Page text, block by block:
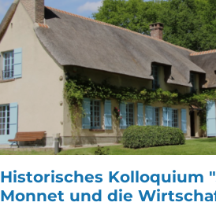
Historisches Kolloquium
Monnet und die